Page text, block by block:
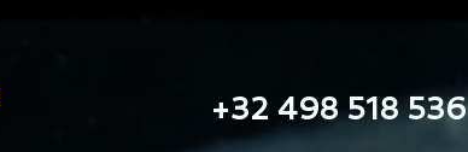
+32 498 518 536